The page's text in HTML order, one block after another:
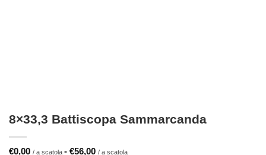
8×33,3 Battiscopa Sammarcanda
€0,00 - €56,00
Fascia